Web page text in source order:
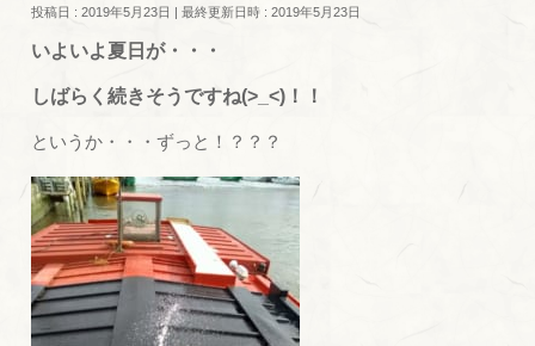
投稿日 : 2019年5月23日 最終更新日時 : 2019年5月23日
いよいよ夏日が・・・
しばらく続きそうですね(>_<)！！
というか・・・ずっと！？？？